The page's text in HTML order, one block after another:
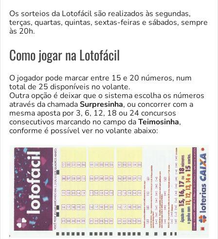
Os sorteios da Lotofácil são realizados às segundas,
terças, quartas, quintas, sextas-feiras e sábados, sempre
às 20h.
Como jogar na Lotofácil
O jogador pode marcar entre 15 e 20 números, num
total de 25 disponíveis no volante.
Outra opção é deixar que o sistema escolha os números
através da chamadaSurpresinha, ou concorrer com a
mesma aposta por 3, 6, 12, 18 ou 24 concursos
consecutivos marcando no campo daTeimosinha,
conforme é possível ver no volante abaixo: